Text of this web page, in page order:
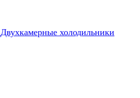
Двухкамерные холодильники